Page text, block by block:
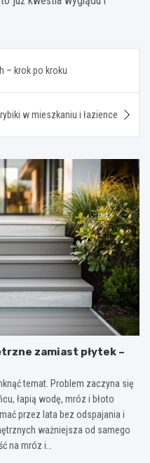
– krok po kroku
w mieszkaniu i łazience
zamiast płytek –
temat. Problem zaczyna się
łapią wodę, mróz i błoto
przez lata bez odspajania i
ważniejsza od samego
na mróz i…